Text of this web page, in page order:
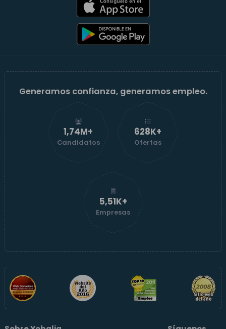
Generamos confianza, generamos empleo.
1,74M+
Candidatos
629K+
Ofertas
5,51K+
Empresas